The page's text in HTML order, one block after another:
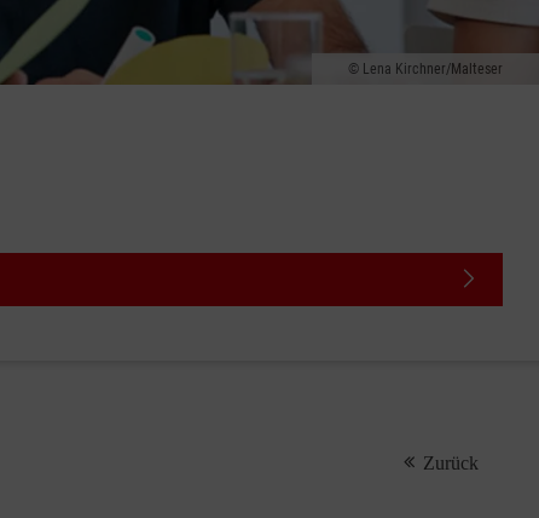
Lena Kirchner/Malteser
Zurück